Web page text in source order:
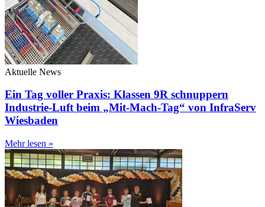
Aktuelle News
Ein Tag voller Praxis: Klassen 9R schnuppern
Industrie-Luft beim „Mit-Mach-Tag“ von InfraServ
Wiesbaden
Mehr lesen »